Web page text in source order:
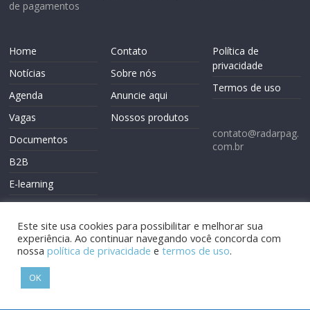
de pagamentos
Home
Notícias
Agenda
Vagas
Documentos
B2B
E-learning
Contato
Sobre nós
Anuncie aqui
Nossos produtos
Política de
privacidade
Termos de uso
contato@radarpag.
com.br
Copyright © 2026
Este site usa cookies para possibilitar e melhorar sua
experiência. Ao continuar navegando você concorda com
nossa política de privacidade e termos de uso.
OK